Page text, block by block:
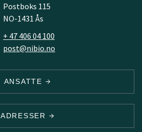
Postboks 115
NO-1431 Ås
+ 47 406 04 100
post@nibio.no
ANSATTE
ADRESSER